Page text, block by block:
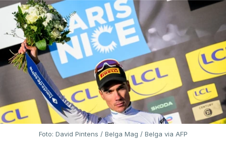
Foto: David Pintens / Belga Mag / Belga via AFP